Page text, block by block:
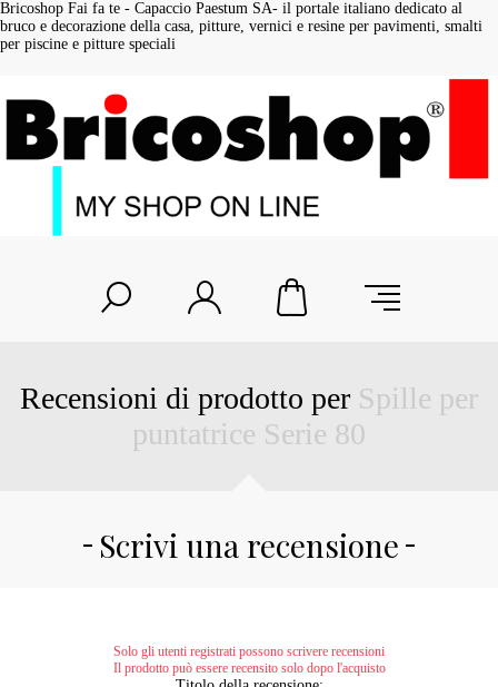
Bricoshop Fai fa te - Capaccio Paestum SA- il portale italiano dedicato al
bruco e decorazione della casa, pitture, vernici e resine per pavimenti, smalti
per piscine e pitture speciali
Recensioni di prodotto per Spille per
puntatrice Serie 80
Scrivi una recensione
Solo gli utenti registrati possono scrivere recensioni
Il prodotto può essere recensito solo dopo l'acquisto